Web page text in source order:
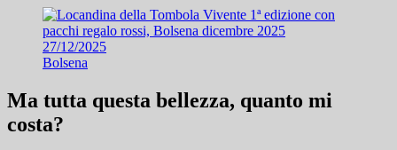
27/12/2025
Bolsena
Ma tutta questa bellezza, quanto mi
costa?